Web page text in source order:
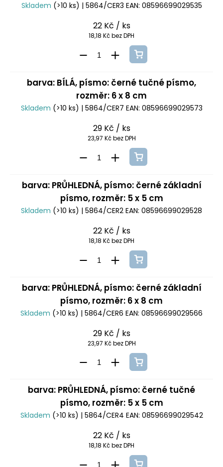
Skladem (>10 ks) | 5864/CER3 EAN: 08596699029535
22 Kč / ks
18,18 Kč bez DPH
barva: BÍLÁ, písmo: černé tučné písmo,
rozměr: 6 x 8 cm
Skladem (>10 ks) | 5864/CER7 EAN: 08596699029573
29 Kč / ks
23,97 Kč bez DPH
barva: PRŮHLEDNÁ, písmo: černé základní
písmo, rozměr: 5 x 5 cm
Skladem (>10 ks) | 5864/CER2 EAN: 08596699029528
22 Kč / ks
18,18 Kč bez DPH
barva: PRŮHLEDNÁ, písmo: černé základní
písmo, rozměr: 6 x 8 cm
Skladem (>10 ks) | 5864/CER6 EAN: 08596699029566
29 Kč / ks
23,97 Kč bez DPH
barva: PRŮHLEDNÁ, písmo: černé tučné
písmo, rozměr: 5 x 5 cm
Skladem (>10 ks) | 5864/CER4 EAN: 08596699029542
22 Kč / ks
18,18 Kč bez DPH